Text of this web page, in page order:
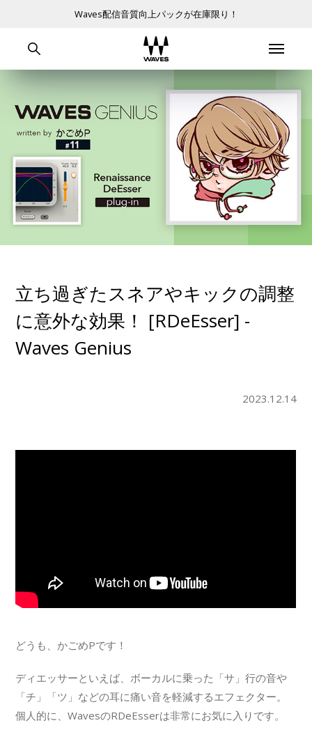
Waves配信音質向上パックが在庫限り！
立ち過ぎたスネアやキックの調整
に意外な効果！ [RDeEsser] -
Waves Genius
2023.12.14
どうも、かごめPです！
ディエッサーといえば、ボーカルに乗った「サ」行の音や
「チ」「ツ」などの耳に痛い音を軽減するエフェクター。
個人的に、WavesのRDeEsserは非常にお気に入りです。